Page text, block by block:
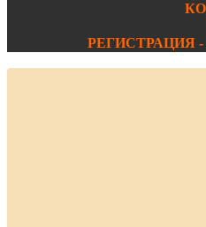
РЕГИСТРАЦИЯ -